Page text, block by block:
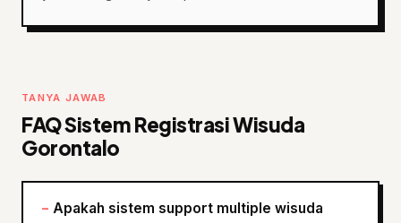
TANYA JAWAB
FAQ Sistem Registrasi Wisuda
Gorontalo
Apakah sistem support multiple wisuda